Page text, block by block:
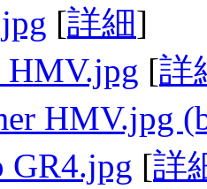
[詳細]
HMV.jpg [詳
HMV.jpg
GR4.jpg [詳